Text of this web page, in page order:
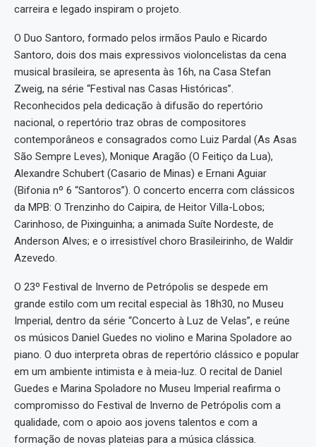
carreira e legado inspiram o projeto.
O Duo Santoro, formado pelos irmãos Paulo e Ricardo
Santoro, dois dos mais expressivos violoncelistas da cena
musical brasileira, se apresenta às 16h, na Casa Stefan
Zweig, na série “Festival nas Casas Históricas”.
Reconhecidos pela dedicação à difusão do repertório
nacional, o repertório traz obras de compositores
contemporâneos e consagrados como Luiz Pardal (As Asas
São Sempre Leves), Monique Aragão (O Feitiço da Lua),
Alexandre Schubert (Casario de Minas) e Ernani Aguiar
(Bifonia nº 6 “Santoros”). O concerto encerra com clássicos
da MPB: O Trenzinho do Caipira, de Heitor Villa-Lobos;
Carinhoso, de Pixinguinha; a animada Suíte Nordeste, de
Anderson Alves; e o irresistível choro Brasileirinho, de Waldir
Azevedo.
O 23º Festival de Inverno de Petrópolis se despede em
grande estilo com um recital especial às 18h30, no Museu
Imperial, dentro da série “Concerto à Luz de Velas”, e reúne
os músicos Daniel Guedes no violino e Marina Spoladore ao
piano. O duo interpreta obras de repertório clássico e popular
em um ambiente intimista e à meia-luz. O recital de Daniel
Guedes e Marina Spoladore no Museu Imperial reafirma o
compromisso do Festival de Inverno de Petrópolis com a
qualidade, com o apoio aos jovens talentos e com a
formação de novas plateias para a música clássica.